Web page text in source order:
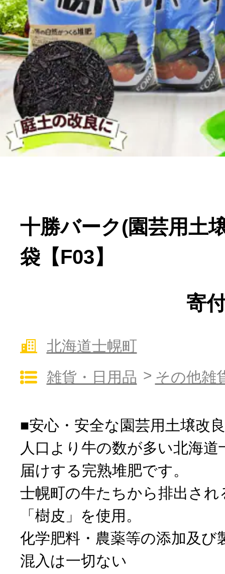
ふるさと納税徹底比較
寄付上限額シミュレーション
給与所得者版
個人事業・フリーランス
ふるさと納税の基礎知識
10秒ぴったり診断
自治体直営サイト特集
はじめるバイブルとは
よくあるご質問
問い合わせ
十勝バーク(園芸用土
袋【F03】
寄
北海道士幌町
雑貨・日用品
その他雑
■安心・安全な園芸用土壌改
人口より牛の数が多い北海
届けする完熟堆肥です。
士幌町の牛たちから排出さ
「樹皮」を使用。
化学肥料・農薬等の添加及び
混入は一切ない